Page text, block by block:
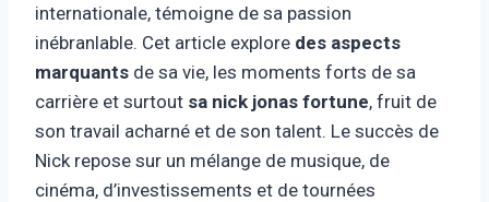
internationale, témoigne de sa passion
inébranlable. Cet article explore des aspects
marquants de sa vie, les moments forts de sa
carrière et surtout sa nick jonas fortune, fruit de
son travail acharné et de son talent. Le succès de
Nick repose sur un mélange de musique, de
cinéma, d’investissements et de tournées